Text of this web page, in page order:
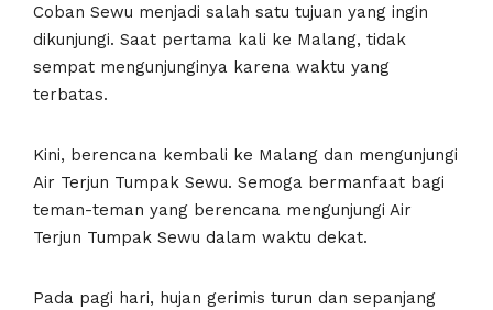
Coban Sewu menjadi salah satu tujuan yang ingin
dikunjungi. Saat pertama kali ke Malang, tidak
sempat mengunjunginya karena waktu yang
terbatas.
Kini, berencana kembali ke Malang dan mengunjungi
Air Terjun Tumpak Sewu. Semoga bermanfaat bagi
teman-teman yang berencana mengunjungi Air
Terjun Tumpak Sewu dalam waktu dekat.
Pada pagi hari, hujan gerimis turun dan sepanjang